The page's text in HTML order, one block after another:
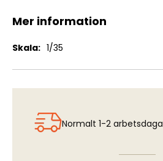
Mer information
Mer
1/35
Normalt 1-2